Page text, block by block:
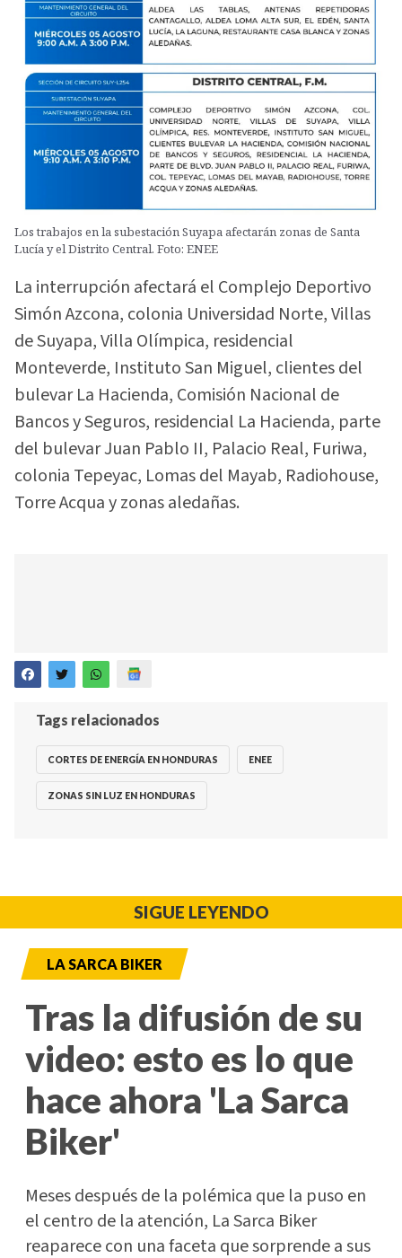
Los trabajos en la subestación Suyapa afectarán zonas de Santa
Lucía y el Distrito Central. Foto: ENEE
La interrupción afectará el Complejo Deportivo
Simón Azcona, colonia Universidad Norte, Villas
de Suyapa, Villa Olímpica, residencial
Monteverde, Instituto San Miguel, clientes del
bulevar La Hacienda, Comisión Nacional de
Bancos y Seguros, residencial La Hacienda, parte
del bulevar Juan Pablo II, Palacio Real, Furiwa,
colonia Tepeyac, Lomas del Mayab, Radiohouse,
Torre Acqua y zonas aledañas.
Tags relacionados
CORTES DE ENERGÍA EN HONDURAS ENEE
ZONAS SIN LUZ EN HONDURAS
SIGUE LEYENDO
LA SARCA BIKER
Tras la difusión de su
video: esto es lo que
hace ahora 'La Sarca
Biker'
Meses después de la polémica que la puso en
el centro de la atención, La Sarca Biker
reaparece con una faceta que sorprende a sus